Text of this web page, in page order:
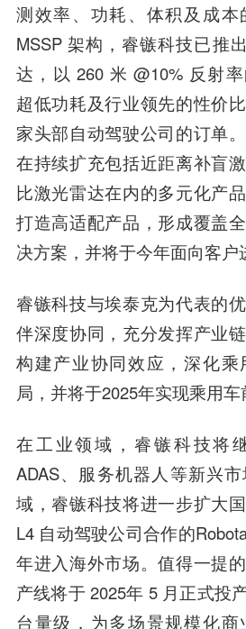
测效率、功耗、体积及成
MSSP 架构，睿镞科技已推
达，以 260 米 @10% 反射
超低功耗及行业领先的性价
家头部自动驾驶公司的订单
在持续扩充包括近距离补盲
比激光雷达在内的多元化产
打造高适配产品，形成覆盖
决方案，并将于今年面向客户
睿镞科技与埃泰克为代表的
伴深度协同，充分发挥产业
构建产业协同效应，深化
局，并将于2025年实现乘用车
在工业领域，睿镞科技将
ADAS、服务机器人等新兴
域，睿镞科技将进一步扩大
L4 自动驾驶公司合作的
年进入海外市场。值得一提
产线将于 2025年 5 月正式投
台量级，为多场景规模化